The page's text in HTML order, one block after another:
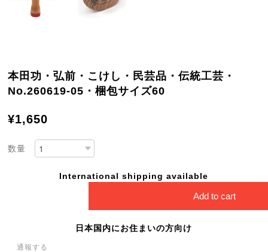
本田功・弘前・こけし・民芸品・伝統工芸・
No.260619-05・梱包サイズ60
¥1,650
数量
International shipping available
Add to cart
日本国内にお住まいの方向け
通報する